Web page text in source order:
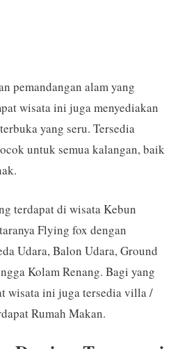
pemandangan alam yang
wisata ini juga menyediakan
yang seru. Tersedia
untuk semua kalangan, baik
terdapat di wisata Kebun
Flying fox dengan
Udara, Balon Udara, Ground
Kolam Renang. Bagi yang
wisata ini juga tersedia villa /
Rumah Makan.